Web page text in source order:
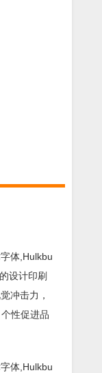
体,Hulkbu
设计印刷
冲击力，
性促进品
体,Hulkbu